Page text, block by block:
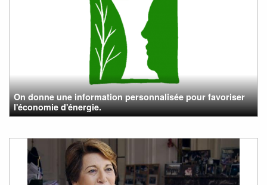
On donne une information personnalisée pour favoriser
l'économie d'énergie.